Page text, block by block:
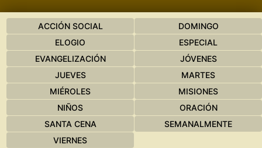
ACCIÓN SOCIAL
DOMINGO
ELOGIO
ESPECIAL
EVANGELIZACIÓN
JÓVENES
JUEVES
MARTES
MIÉROLES
MISIONES
NIÑOS
ORACIÓN
SANTA CENA
SEMANALMENTE
VIERNES